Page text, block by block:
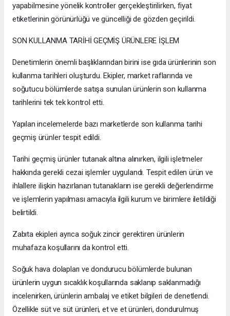
yapabilmesine yönelik kontroller gerçekleştirilirken, fiyat
etiketlerinin görünürlüğü ve güncelliği de gözden geçirildi.
SON KULLANMA TARİHİ GEÇMİŞ ÜRÜNLERE İŞLEM
Denetimlerin önemli başlıklarından birini ise gıda ürünlerinin son
kullanma tarihleri oluşturdu. Ekipler, market raflarında ve
soğutucu bölümlerde satışa sunulan ürünlerin son kullanma
tarihlerini tek tek kontrol etti.
Yapılan incelemelerde bazı marketlerde son kullanma tarihi
geçmiş ürünler tespit edildi.
Tarihi geçmiş ürünler tutanak altına alınırken, ilgili işletmeler
hakkında gerekli cezai işlemler uygulandı. Tespit edilen ürün ve
ihlallere ilişkin hazırlanan tutanakların ise gerekli değerlendirme
ve işlemlerin yapılması amacıyla ilgili kurum ve birimlere iletildiği
belirtildi.
Zabıta ekipleri ayrıca soğuk zincir gerektiren ürünlerin
muhafaza koşullarını da kontrol etti.
Soğuk hava dolapları ve dondurucu bölümlerde bulunan
ürünlerin uygun sıcaklık koşullarında saklanıp saklanmadığı
incelenirken, ürünlerin ambalaj ve etiket bilgileri de denetlendi.
Özellikle süt ve süt ürünleri, et ve et ürünleri, dondurulmuş